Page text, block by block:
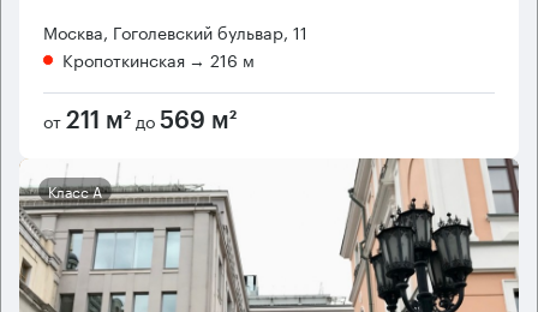
Москва, Гоголевский бульвар, 11
Кропоткинская → 216 м
от 211 м² до 569 м²
Класс А